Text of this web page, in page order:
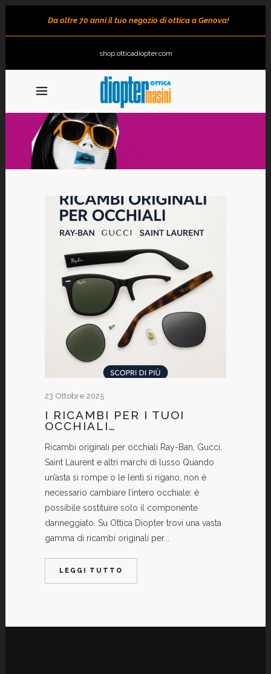
Da oltre 70 anni il tuo negozio di ottica a Genova!
shop.otticadiopter.com
23 Ottobre 2025
I RICAMBI PER I TUOI
OCCHIALI…
Ricambi originali per occhiali Ray-Ban, Gucci,
Saint Laurent e altri marchi di lusso Quando
un’asta si rompe o le lenti si rigano, non è
necessario cambiare l’intero occhiale: è
possibile sostituire solo il componente
danneggiato. Su Ottica Diopter trovi una vasta
gamma di ricambi originali per...
LEGGI TUTTO